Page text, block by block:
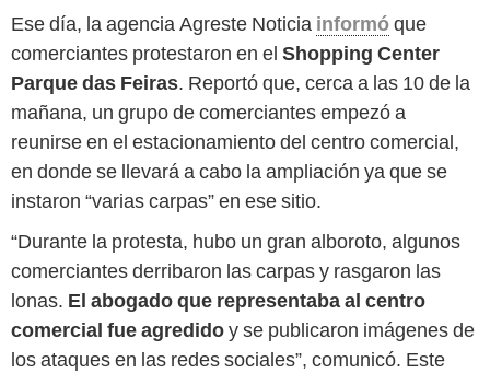
Ese día, la agencia Agreste Noticia informóque
comerciantes protestaron en el Shopping Center
Parque das Feiras. Reportó que, cerca a las 10 de la
mañana, un grupo de comerciantes empezó a
reunirse en el estacionamiento del centro comercial,
en donde se llevará a cabo la ampliación ya que se
instaron “varias carpas” en ese sitio.
“Durante la protesta, hubo un gran alboroto, algunos
comerciantes derribaron las carpas y rasgaron las
lonas. El abogado que representaba al centro
comercial fue agredidoy se publicaron imágenes de
los ataques en las redes sociales”, comunicó. Este